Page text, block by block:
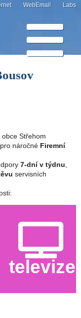
WebEmail Labs
Střehom
pro náročné Firemní
7-dní v týdnu
servisních
televize